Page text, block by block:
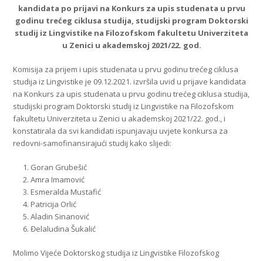
kandidata po prijavi na Konkurs za upis studenata u prvu
godinu trećeg ciklusa studija, studijski program Doktorski
studij iz Lingvistike na Filozofskom fakultetu Univerziteta
u Zenici u akademskoj 2021/22. god.
Komisija za prijem i upis studenata u prvu godinu trećeg ciklusa
studija iz Lingvistike je 09.12.2021. izvršila uvid u prijave kandidata
na Konkurs za upis studenata u prvu godinu trećeg ciklusa studija,
studijski program Doktorski studij iz Lingvistike na Filozofskom
fakultetu Univerziteta u Zenici u akademskoj 2021/22. god., i
konstatirala da svi kandidati ispunjavaju uvjete konkursa za
redovni-samofinansirajući studij kako slijedi:
Goran Grubešić
Amra Imamović
Esmeralda Mustafić
Patricija Orlić
Aladin Sinanović
Đelaludina Šukalić
Molimo Vijeće Doktorskog studija iz Lingvistike Filozofskog